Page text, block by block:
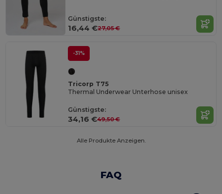
Günstigste:
16,44 €27,05 €
-31%
Tricorp T75
Thermal Underwear Unterhose unisex
Günstigste:
34,16 €49,50 €
Alle Produkte Anzeigen.
FAQ